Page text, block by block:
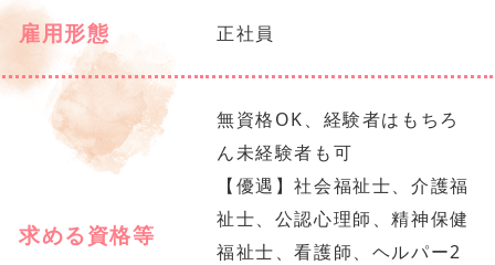
雇用形態 正社員
求める資格等
無資格OK、経験者はもちろ
ん未経験者も可
【優遇】社会福祉士、介護福
祉士、公認心理師、精神保健
福祉士、看護師、ヘルパー2